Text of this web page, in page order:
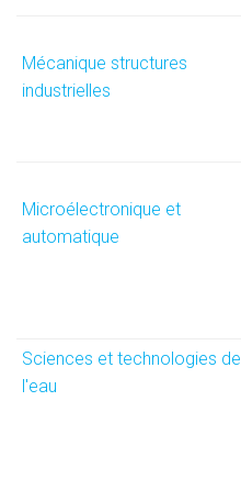
Mécanique structures
industrielles
Microélectronique et
automatique
Sciences et technologies de
l'eau